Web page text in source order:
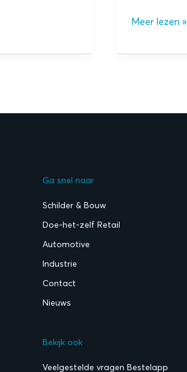
In
Meer lezen »
Ga snel naar
Schilder & Bouw
Doe-het-zelf Retail
Automotive
Industrie
Contact
Nieuws
Bekijk ook
Veelgestelde vragen Bestelapp